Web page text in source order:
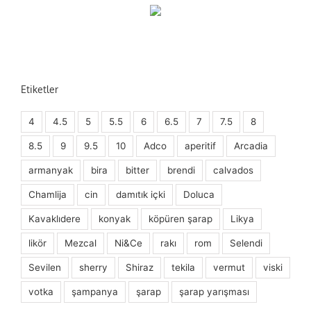
Etiketler
4 4.5 5 5.5 6 6.5 7 7.5 8
8.5 9 9.5 10 Adco aperitif Arcadia
armanyak bira bitter brendi calvados
Chamlija cin damıtık içki Doluca
Kavaklıdere konyak köpüren şarap Likya
likör Mezcal Ni&Ce rakı rom Selendi
Sevilen sherry Shiraz tekila vermut viski
votka şampanya şarap şarap yarışması